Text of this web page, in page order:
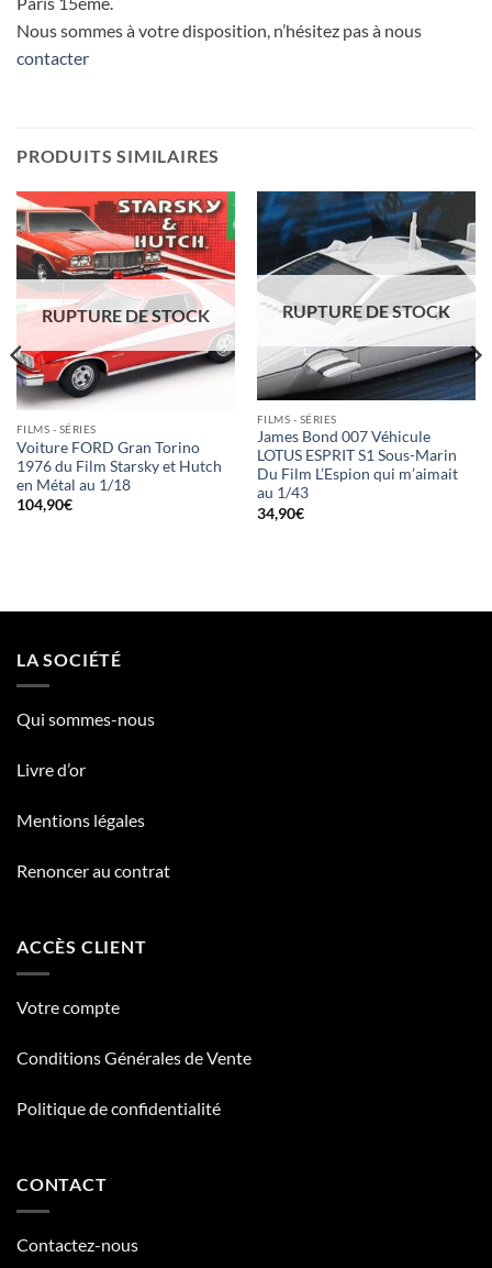
Nous sommes à votre disposition, n’hésitez pas à nous
contacter
PRODUITS SIMILAIRES
RUPTURE DE STOCK
FILMS - SÉRIES
Voiture FORD Gran Torino
1976 du Film Starsky et Hutch
en Métal au 1/18
104,90€
RUPTURE DE STOCK
FILMS - SÉRIES
James Bond 007 Véhicule
LOTUS ESPRIT S1 Sous-Marin
Du Film L’Espion qui m’aimait
au 1/43
34,90€
LA SOCIÉTÉ
Qui sommes-nous
Livre d’or
Mentions légales
Renoncer au contrat
ACCÈS CLIENT
Votre compte
Conditions Générales de Vente
Politique de confidentialité
CONTACT
Contactez-nous